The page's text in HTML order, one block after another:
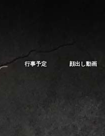
行事予定 顔出し動画